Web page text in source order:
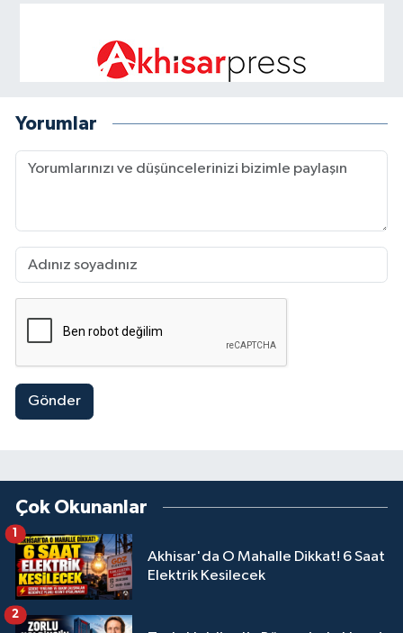
Yorumlar
Gönder
Çok Okunanlar
Akhisar'da O Mahalle Dikkat! 6 Saat
Elektrik Kesilecek
1
2